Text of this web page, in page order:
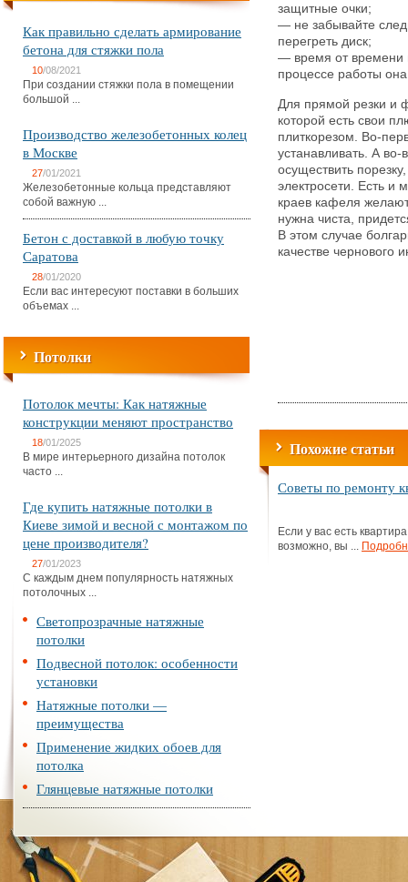
Как правильно сделать армирование
бетона для стяжки пола
10/08/2021
При создании стяжки пола в помещении
большой ...
Производство железобетонных колец
в Москве
27/01/2021
Железобетонные кольца представляют
собой важную ...
Бетон с доставкой в любую точку
Саратова
28/01/2020
Если вас интересуют поставки в больших
объемах ...
Потолки
Потолок мечты: Как натяжные
конструкции меняют пространство
18/01/2025
В мире интерьерного дизайна потолок
часто ...
Где купить натяжные потолки в
Киеве зимой и весной с монтажом по
цене производителя?
27/01/2023
С каждым днем популярность натяжных
потолочных ...
Светопрозрачные натяжные
потолки
Подвесной потолок: особенности
установки
Натяжные потолки —
преимущества
Применение жидких обоев для
потолка
Глянцевые натяжные потолки
защитные очки;
— не забывайте
перегреть диск;
— время от времени
процессе работы
Для прямой резки и
которой есть свои
плиткорезом. Во-
устанавливать. А
осуществить
электросети. Есть и
краев кафеля
нужна чиста,
В этом случае
качестве чернового
Похожие статьи
Советы по ремонту
Если у вас есть
возможно, вы ...